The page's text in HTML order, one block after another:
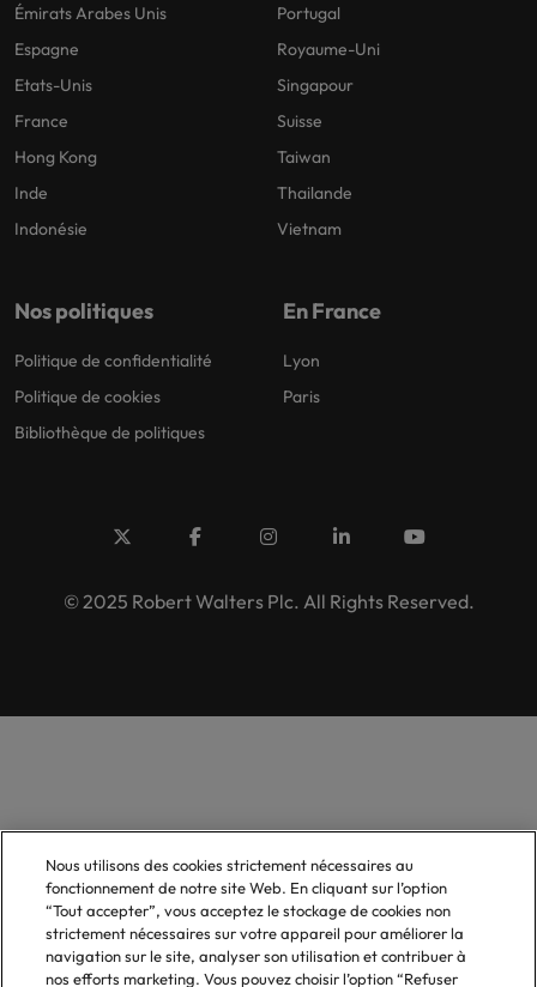
Émirats Arabes Unis
Espagne
Etats-Unis
France
Hong Kong
Inde
Indonésie
Portugal
Royaume-Uni
Singapour
Suisse
Taiwan
Thailande
Vietnam
Nos politiques
Politique de confidentialité
Politique de cookies
Bibliothèque de politiques
En France
Lyon
Paris
© 2025 Robert Walters Plc. All Rights Reserved.
Nous utilisons des cookies strictement nécessaires au
fonctionnement de notre site Web. En cliquant sur l’option
“Tout accepter”, vous acceptez le stockage de cookies non
strictement nécessaires sur votre appareil pour améliorer la
navigation sur le site, analyser son utilisation et contribuer à
nos efforts marketing. Vous pouvez choisir l’option “Refuser